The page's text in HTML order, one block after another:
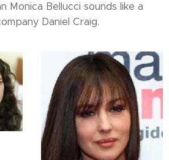
Monica Bellucci sounds like a
Daniel Craig.